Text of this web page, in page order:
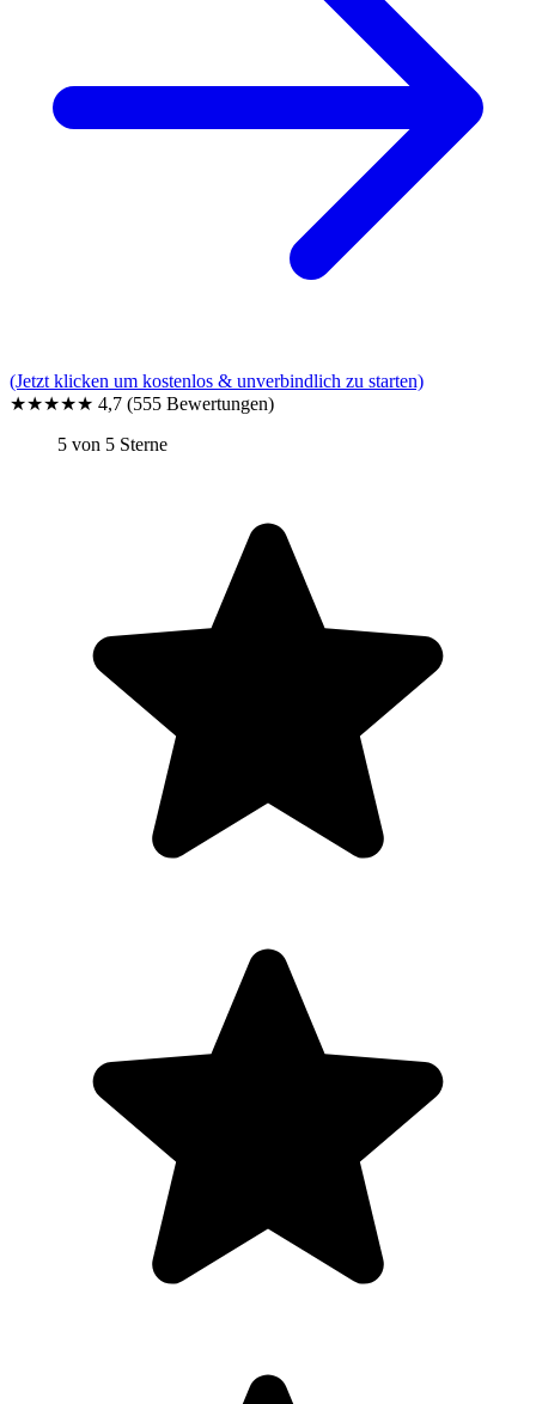
(Jetzt klicken um kostenlos & unverbindlich zu starten)
★★★★★ 4,7 (555 Bewertungen)
5 von 5 Sterne